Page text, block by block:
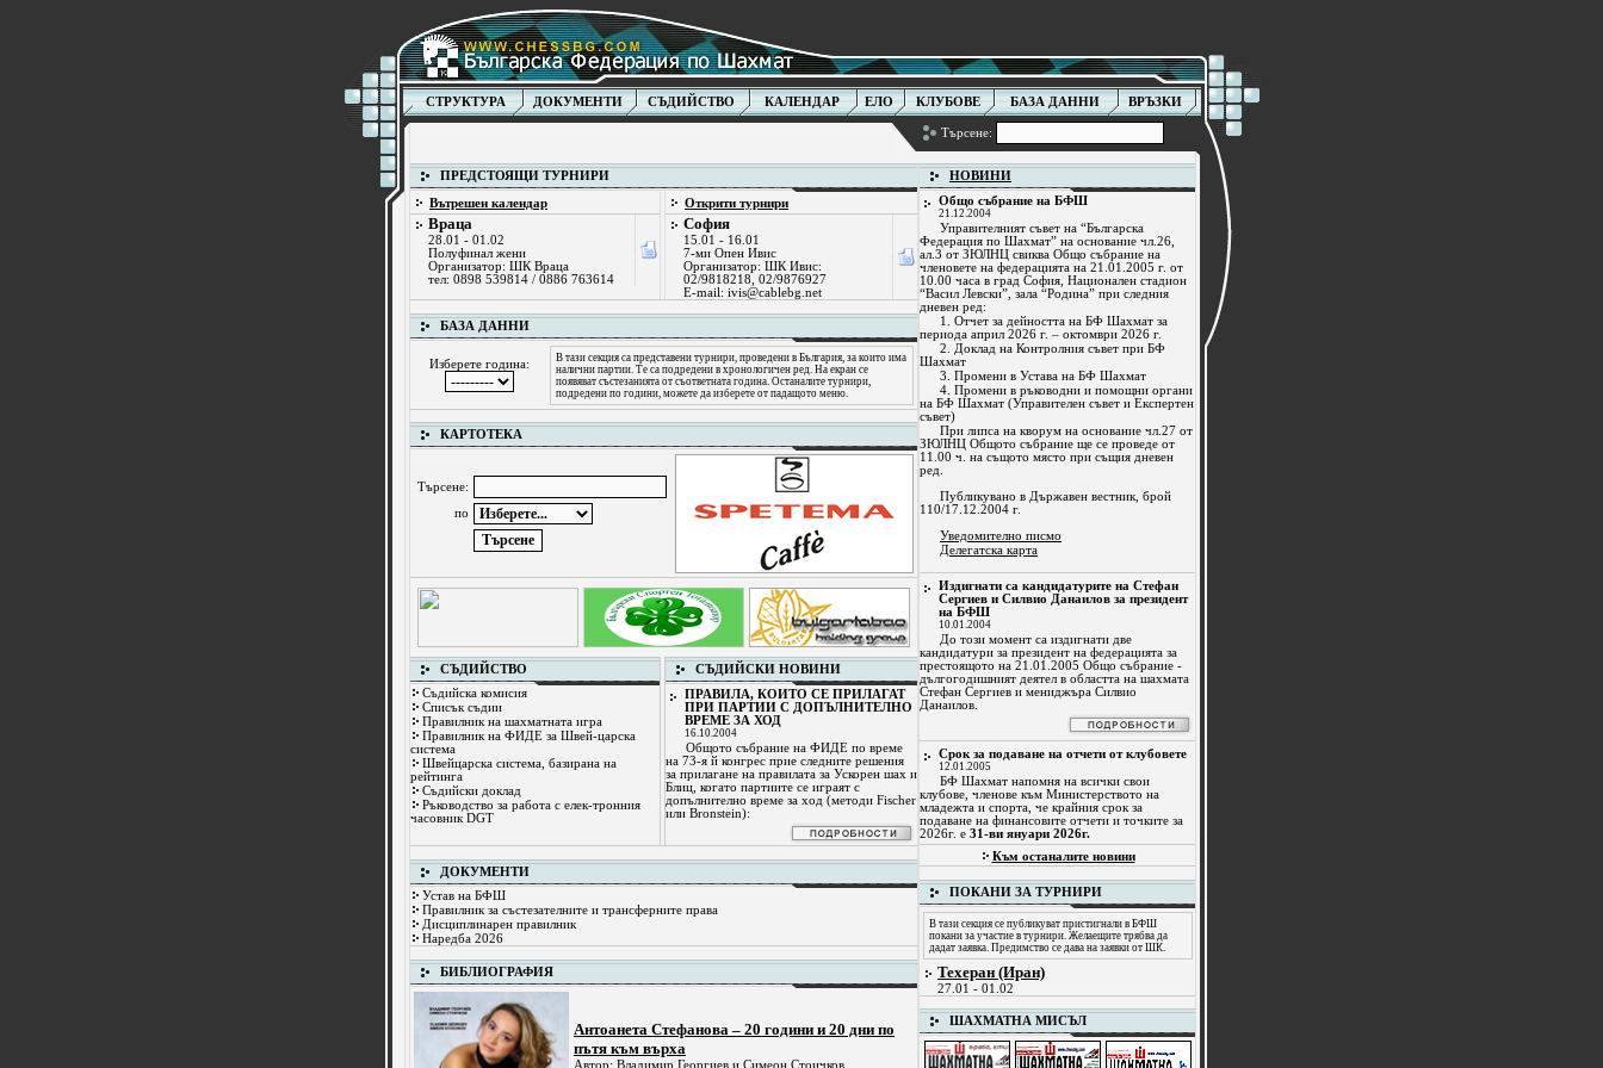
СТРУКТУРА ДОКУМЕНТИ СЪДИЙСТВО КАЛЕНДАР ЕЛО КЛУБОВЕ БАЗА ДАННИ ВРЪЗКИ
Търсене:
ПРЕДСТОЯЩИ ТУРНИРИ
Вътрешен календар
Враца
28.01 - 01.02
Полуфинал жени
Организатор: ШК Враца
тел: 0898 539814 / 0886 763614
Открити турнири
София
15.01 - 16.01
7-ми Опен Ивис
Организатор: ШК Ивис:
02/9818218, 02/9876927
Е-mail: ivis@cablebg.net
БАЗА ДАННИ
Изберете година:
В тази секция са представени турнири, проведени в България, за които има
налични партии. Те са подредени в хронологичен ред. На екран се
появяват състезанията от съответната година. Останалите турнири,
подредени по години, можете да изберете от падащото меню.
КАРТОТЕКА
Търсене:
по
СЪДИЙСТВО
Съдийска комисия
Списък съдии
Правилник на шахматната игра
Правилник на ФИДЕ за Швей-царска
система
Швейцарска система, базирана на
рейтинга
Съдийски доклад
Ръководство за работа с елек-тронния
часовник DGT
СЪДИЙСКИ НОВИНИ
ПРАВИЛА, КОИТО СЕ ПРИЛАГАТ
ПРИ ПАРТИИ С ДОПЪЛНИТЕЛНО
ВРЕМЕ ЗА ХОД
16.10.2004
Общото събрание на ФИДЕ по време
на 73-я й конгрес прие следните решения
за прилагане на правилата за Ускорен шах и
Блиц, когато партиите се играят с
допълнително време за ход (методи Fischer
или Bronstein):
ДОКУМЕНТИ
Устав на БФШ
Правилник за състезателните и трансферните права
Дисциплинарен правилник
Наредба 2026
БИБЛИОГРАФИЯ
Антоанета Стефанова – 20 години и 20 дни по
пътя към върха
Автор: Владимир Георгиев и Симеон Стоичков
НОВИНИ
Общо събрание на БФШ
21.12.2004
Управителният съвет на “Българска
Федерация по Шахмат” на основание чл.26,
ал.3 от ЗЮЛНЦ свиква Общо събрание на
членовете на федерацията на 21.01.2005 г. от
10.00 часа в град София, Национален стадион
“Васил Левски”, зала “Родина” при следния
дневен ред:
1. Отчет за дейността на БФ Шахмат за
периода април 2026 г. – октомври 2026 г.
2. Доклад на Контролния съвет при БФ
Шахмат
3. Промени в Устава на БФ Шахмат
4. Промени в ръководни и помощни органи
на БФ Шахмат (Управителен съвет и Експертен
съвет)
При липса на кворум на основание чл.27 от
ЗЮЛНЦ Общото събрание ще се проведе от
11.00 ч. на същото място при същия дневен
ред.
Публикувано в Държавен вестник, брой
110/17.12.2004 г.
Уведомително писмо
Делегатска карта
Издигнати са кандидатурите на Стефан
Сергиев и Силвио Данаилов за президент
на БФШ
10.01.2004
До този момент са издигнати две
кандидатури за президент на федерацията за
престоящото на 21.01.2005 Общо събрание -
дългогодишният деятел в областта на шахмата
Стефан Сергиев и мениджъра Силвио
Данаилов.
Срок за подаване на отчети от клубовете
12.01.2005
БФ Шахмат напомня на всички свои
клубове, членове към Министерството на
младежта и спорта, че крайния срок за
подаване на финансовите отчети и точките за
2026г. е 31-ви януари 2026г.
Към останалите новини
ПОКАНИ ЗА ТУРНИРИ
В тази секция се публикуват пристигнали в БФШ
покани за участие в турнири. Желаещите трябва да
дадат заявка. Предимство се дава на заявки от ШК.
Техеран (Иран)
27.01 - 01.02
ШАХМАТНА МИСЪЛ